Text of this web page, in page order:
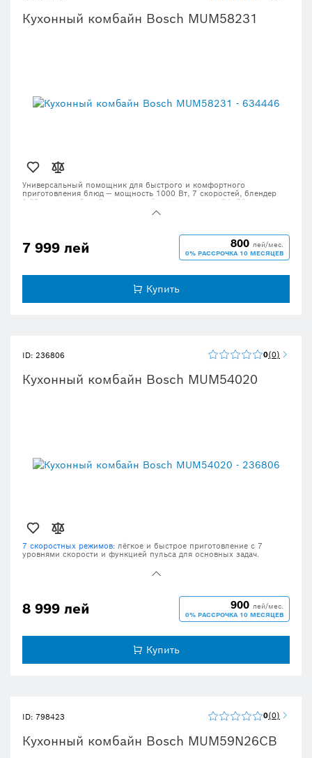
Кухонный комбайн Bosch MUM58231
Универсальный помощник для быстрого и комфортного
приготовления блюд — мощность 1000 Вт, 7 скоростей, блендер
1.25 л, мясорубка. Оригинальный товар, доставка 24–72 часа.
7 999 лей 800 лей/мес.
0% РАССРОЧКА 10 МЕСЯЦЕВ
Купить
ID: 236806 0 0
Кухонный комбайн Bosch MUM54020
7 скоростных режимов: лёгкое и быстрое приготовление с 7
уровнями скорости и функцией пульса для основных задач.
удобное использование благодаря
автоматической парковке инструмента в задней части чаши.
кнопки.
не беспокойтесь о мытье после приготовления —
8 999 лей 900 лей/мес.
0% РАССРОЧКА 10 МЕСЯЦЕВ
Купить
ID: 798423 0 0
Кухонный комбайн Bosch MUM59N26CB